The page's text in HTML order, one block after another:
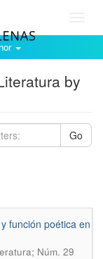
by
Go
función poética en
Núm. 29